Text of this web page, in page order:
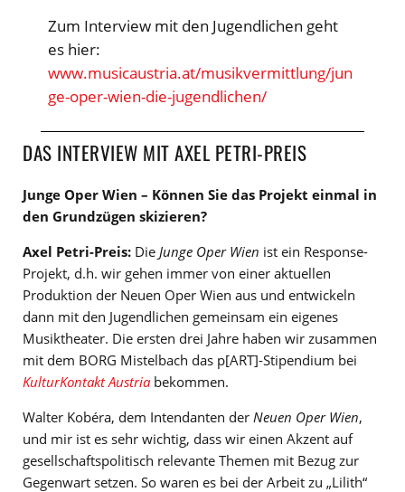
Zum Interview mit den Jugendlichen geht
es hier:
www.musicaustria.at/musikvermittlung/jun
ge-oper-wien-die-jugendlichen/
DAS INTERVIEW MIT AXEL PETRI-PREIS
Junge Oper Wien – Können Sie das Projekt einmal in
den Grundzügen skizieren?
Axel Petri-Preis: Die Junge Oper Wien ist ein Response-
Projekt, d.h. wir gehen immer von einer aktuellen
Produktion der Neuen Oper Wien aus und entwickeln
dann mit den Jugendlichen gemeinsam ein eigenes
Musiktheater. Die ersten drei Jahre haben wir zusammen
mit dem BORG Mistelbach das p[ART]-Stipendium bei
KulturKontakt Austria bekommen.
Walter Kobéra, dem Intendanten der Neuen Oper Wien,
und mir ist es sehr wichtig, dass wir einen Akzent auf
gesellschaftspolitisch relevante Themen mit Bezug zur
Gegenwart setzen. So waren es bei der Arbeit zu „Lilith“